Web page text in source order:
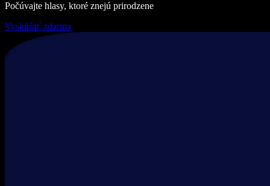
Počúvajte hlasy, ktoré znejú prirodzene
Vyskúšať zdarma